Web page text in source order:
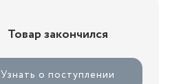
Товар закончился
Узнать о поступлении